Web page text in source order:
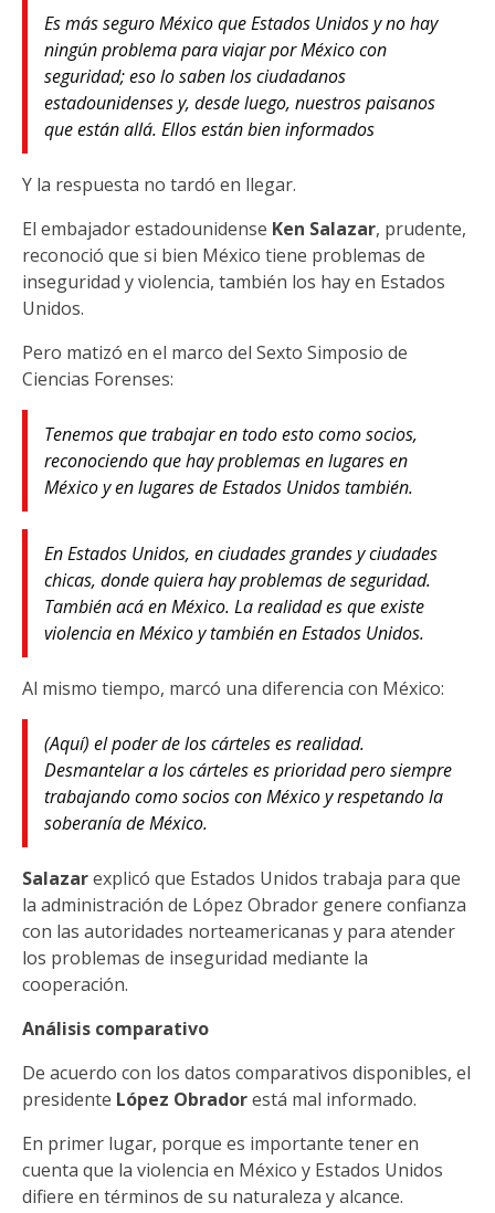
Es más seguro México que Estados Unidos y no hay
ningún problema para viajar por México con
seguridad; eso lo saben los ciudadanos
estadounidenses y, desde luego, nuestros paisanos
que están allá. Ellos están bien informados
Y la respuesta no tardó en llegar.
El embajador estadounidense Ken Salazar, prudente,
reconoció que si bien México tiene problemas de
inseguridad y violencia, también los hay en Estados
Unidos.
Pero matizó en el marco del Sexto Simposio de
Ciencias Forenses:
Tenemos que trabajar en todo esto como socios,
reconociendo que hay problemas en lugares en
México y en lugares de Estados Unidos también.
En Estados Unidos, en ciudades grandes y ciudades
chicas, donde quiera hay problemas de seguridad.
También acá en México. La realidad es que existe
violencia en México y también en Estados Unidos.
Al mismo tiempo, marcó una diferencia con México:
(Aquí) el poder de los cárteles es realidad.
Desmantelar a los cárteles es prioridad pero siempre
trabajando como socios con México y respetando la
soberanía de México.
Salazarexplicó que Estados Unidos trabaja para que
la administración de López Obrador genere confianza
con las autoridades norteamericanas y para atender
los problemas de inseguridad mediante la
cooperación.
Análisis comparativo
De acuerdo con los datos comparativos disponibles, el
presidente López Obradorestá mal informado.
En primer lugar, porque es importante tener en
cuenta que la violencia en México y Estados Unidos
difiere en términos de su naturaleza y alcance.